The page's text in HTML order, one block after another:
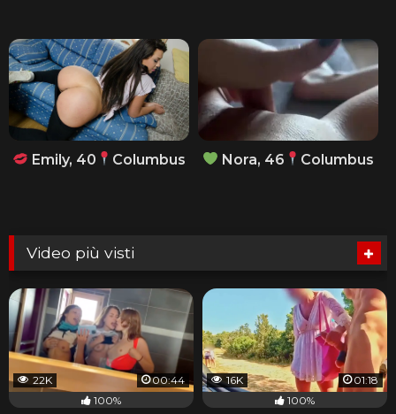
Emily, 40 Columbus Nora, 46 Columbus
Video più visti
22K
00:44
100%
16K
01:18
100%